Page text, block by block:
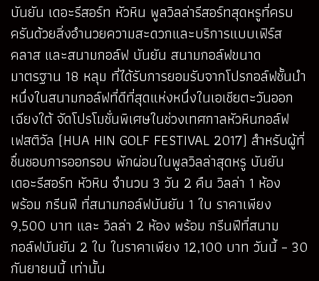
บันยัน เดอะรีสอร์ท หัวหิน พูลวิลล่ารีสอร์ทสุดหรูที่ครบ
ครันด้วยสิ่งอำนวยความสะดวกและบริการแบบเฟิร์ส
คลาส และสนามกอล์ฟ บันยัน สนามกอล์ฟขนาด
มาตรฐาน 18 หลุม ที่ได้รับการยอมรับจากโปรกอล์ฟชั้นนำ
หนึ่งในสนามกอล์ฟที่ดีที่สุดแห่งหนึ่งในเอเชียตะวันออก
เฉียงใต้ จัดโปรโมชั่นพิเศษในช่วงเทศกาลหัวหินกอล์ฟ
เฟสติวัล (HUA HIN GOLF FESTIVAL 2017) สำหรับผู้ที่
ชื่นชอบการออกรอบ พักผ่อนในพูลวิลล่าสุดหรู บันยัน
เดอะรีสอร์ท หัวหิน จำนวน 3 วัน 2 คืน วิลล่า 1 ห้อง
พร้อม กรีนฟี ที่สนามกอล์ฟบันยัน 1 ใบ ราคาเพียง
9,500 บาท และ วิลล่า 2 ห้อง พร้อม กรีนฟีที่สนาม
กอล์ฟบันยัน 2 ใบ ในราคาเพียง 12,100 บาท วันนี้ – 30
กันยายนนี้ เท่านั้น